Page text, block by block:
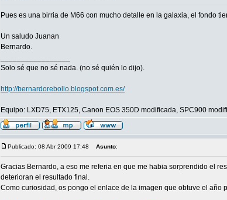
Pues es una birria de M66 con mucho detalle en la galaxia, el fondo
Un saludo Juanan
Bernardo.
Solo sé que no sé nada. (no sé quién lo dijo).
http://bernardorebollo.blogspot.com.es/
Equipo: LXD75, ETX125, Canon EOS 350D modificada, SPC900
Publicado: 08 Abr 2009 17:48 Asunto:
Gracias Bernardo, a eso me referia en que me habia sorprendido el
deterioran el resultado final.
Como curiosidad, os pongo el enlace de la imagen que obtuve el año